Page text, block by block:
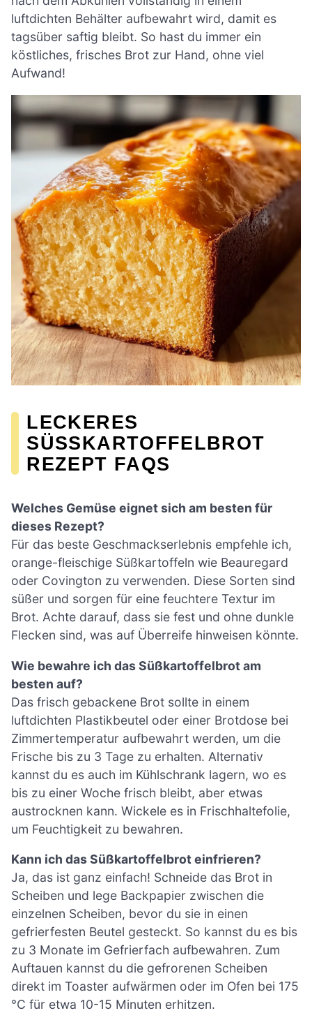
luftdichten Behälter aufbewahrt wird, damit es
tagsüber saftig bleibt. So hast du immer ein
köstliches, frisches Brot zur Hand, ohne viel
Aufwand!
LECKERES
SÜSSKARTOFFELBROT R
EZEPT FAQS
Welches Gemüse eignet sich am besten für
dieses Rezept?
Für das beste Geschmackserlebnis empfehle ich,
orange-fleischige Süßkartoffeln wie Beauregard
oder Covington zu verwenden. Diese Sorten sind
süßer und sorgen für eine feuchtere Textur im
Brot. Achte darauf, dass sie fest und ohne dunkle
Flecken sind, was auf Überreife hinweisen könnte.
Wie bewahre ich das Süßkartoffelbrot am
besten auf?
Das frisch gebackene Brot sollte in einem
luftdichten Plastikbeutel oder einer Brotdose bei
Zimmertemperatur aufbewahrt werden, um die
Frische bis zu 3 Tage zu erhalten. Alternativ
kannst du es auch im Kühlschrank lagern, wo es
bis zu einer Woche frisch bleibt, aber etwas
austrocknen kann. Wickele es in Frischhaltefolie,
um Feuchtigkeit zu bewahren.
Kann ich das Süßkartoffelbrot einfrieren?
Ja, das ist ganz einfach! Schneide das Brot in
Scheiben und lege Backpapier zwischen die
einzelnen Scheiben, bevor du sie in einen
gefrierfesten Beutel gesteckt. So kannst du es bis
zu 3 Monate im Gefrierfach aufbewahren. Zum
Auftauen kannst du die gefrorenen Scheiben
direkt im Toaster aufwärmen oder im Ofen bei 175
°C für etwa 10-15 Minuten erhitzen.